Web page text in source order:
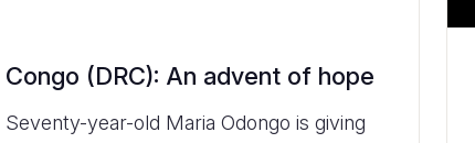
Congo (DRC): An advent of hope
Seventy-year-old Maria Odongo is giving